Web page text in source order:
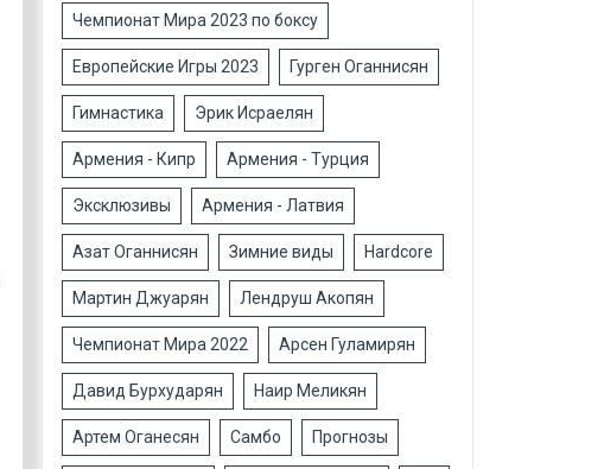
Чемпионат Мира 2023 по боксу
Европейские Игры 2023 Гурген Оганнисян
Гимнастика Эрик Исраелян
Армения - Кипр Армения - Турция
Эксклюзивы Армения - Латвия
Азат Оганнисян Зимние виды Hardcore
Мартин Джуарян Лендруш Акопян
Чемпионат Мира 2022 Арсен Гуламирян
Давид Бурхударян Наир Меликян
Артем Оганесян Самбо Прогнозы